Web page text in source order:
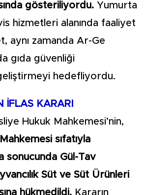
gösteriliyordu. Yumurta
hizmetleri alanında faaliyet
aynı zamanda Ar-Ge
gıda güvenliği
hedefliyordu.
İFLAS KARARI
Hukuk Mahkemesi’nin,
sıfatıyla
sonucunda Gül-Tav
Süt ve Süt Ürünleri
hükmedildi. Kararın